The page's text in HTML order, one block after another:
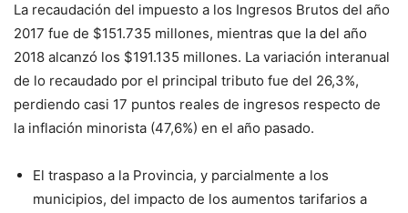
La recaudación del impuesto a los Ingresos Brutos del año
2017 fue de $151.735 millones, mientras que la del año
2018 alcanzó los $191.135 millones. La variación interanual
de lo recaudado por el principal tributo fue del 26,3%,
perdiendo casi 17 puntos reales de ingresos respecto de
la inflación minorista (47,6%) en el año pasado.
El traspaso a la Provincia, y parcialmente a los
municipios, del impacto de los aumentos tarifarios a